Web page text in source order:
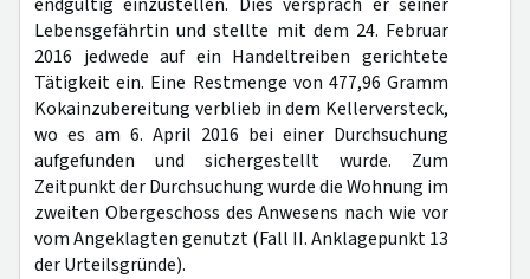
Lebensgefährtin und stellte mit dem 24. Februar
2016 jedwede auf ein Handeltreiben gerichtete
Tätigkeit ein. Eine Restmenge von 477,96 Gramm
Kokainzubereitung verblieb in dem Kellerversteck,
wo es am 6. April 2016 bei einer Durchsuchung
aufgefunden und sichergestellt wurde. Zum
Zeitpunkt der Durchsuchung wurde die Wohnung im
zweiten Obergeschoss des Anwesens nach wie vor
vom Angeklagten genutzt (Fall II. Anklagepunkt 13
der Urteilsgründe).